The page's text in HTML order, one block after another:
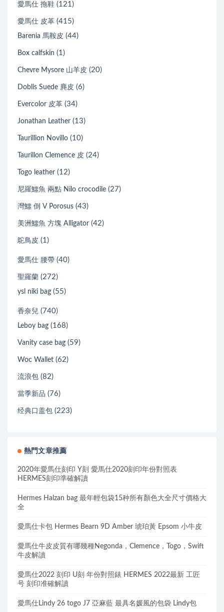
愛馬仕 拖鞋 (121)
愛馬仕 皮革 (415)
Barenia 馬鞍皮 (44)
Box calfskin (1)
Chevre Mysore 山羊皮 (20)
Doblis Suede 麂皮 (6)
Evercolor 皮革 (34)
Jonathan Leather (13)
Taurillion Novillo (10)
Taurillon Clemence 皮 (24)
Togo leather (12)
尼羅鱷魚 兩點 Nilo crocodile (27)
灣鱷 倒 V Porosus (43)
美洲鱷魚 方塊 Alligator (42)
鴕鳥皮 (1)
愛馬仕 腰帶 (40)
聖羅蘭 (272)
ysl niki bag (55)
香奈兒 (740)
Leboy bag (168)
Vanity case bag (59)
Woc Wallet (62)
流浪包 (82)
當季新品 (76)
经典口盖包 (223)
熱門文章推薦
2020年愛馬仕刻印 Y刻 愛馬仕2020刻印年份對照表
HERMES刻印準確解讀
Hermes Halzan bag 最年輕包袋15种所有顏色大全尺寸價格大
全
愛馬仕卡包 Hermes Bearn 9D Amber 琥珀黃 Epsom 小牛皮
愛馬仕牛皮皮質有哪幾種Negonda，Clemence，Togo，Swift
牛皮解讀
愛馬仕2022 刻印 U刻 年份對照錶 HERMES 2022最新 工匠
号 刻印准確解讀
愛馬仕Lindy 26 togo J7 亞麻藍 最具名媛風的包袋 Lindy包